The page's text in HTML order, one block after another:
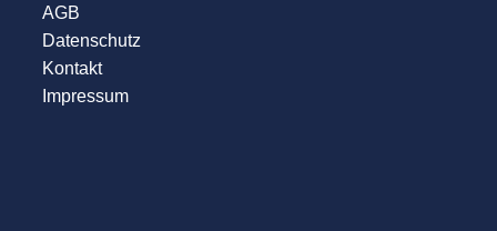
AGB
Datenschutz
Kontakt
Impressum